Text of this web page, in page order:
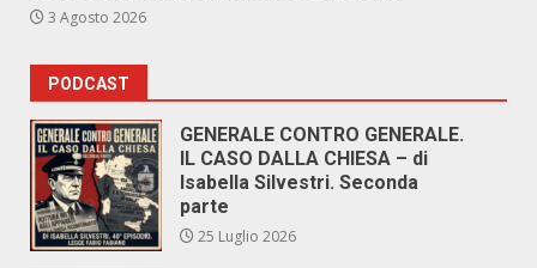
3 Agosto 2026
PODCAST
GENERALE CONTRO GENERALE.
IL CASO DALLA CHIESA – di
Isabella Silvestri. Seconda
parte
25 Luglio 2026